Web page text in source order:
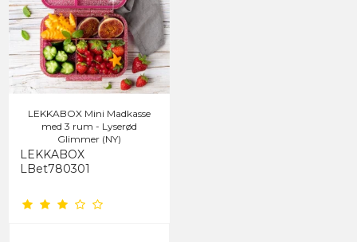
LEKKABOX Mini Madkasse
med 3 rum - Lyserød
Glimmer (NY)
LEKKABOX
LBet780301